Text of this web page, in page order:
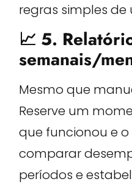
regras simples de
📈 5.
semanais/
Mesmo que
Reserve um
que funcionou e
comparar
períodos e